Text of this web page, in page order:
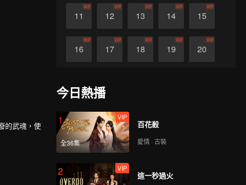
11
VIP
12
VIP
13
VIP
14
VIP
15
VIP
16
VIP
17
VIP
18
VIP
19
VIP
20
VIP
26 27
的武魂，使
今日熱播
1
全36集
VIP
百花殺
愛情 · 古裝
2 VIP
這一秒過火